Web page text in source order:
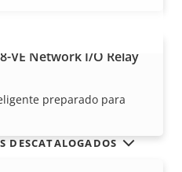
MÁS
VE Network I/O Relay
preparado para
DESCATALOGADOS